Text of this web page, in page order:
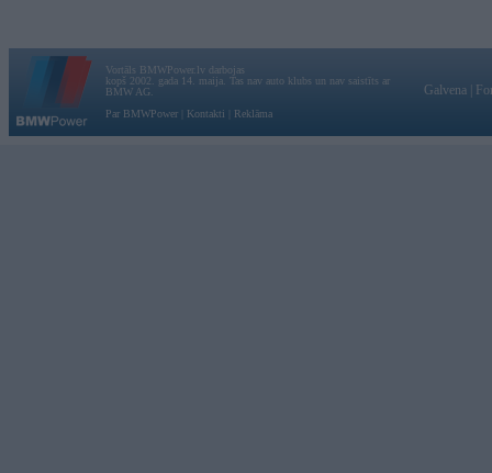
Vortāls BMWPower.lv darbojas
kopš 2002. gada 14. maija. Tas nav auto klubs un nav saistīts ar
BMW AG.
Par BMWPower
Kontakti Reklāma
Galvena